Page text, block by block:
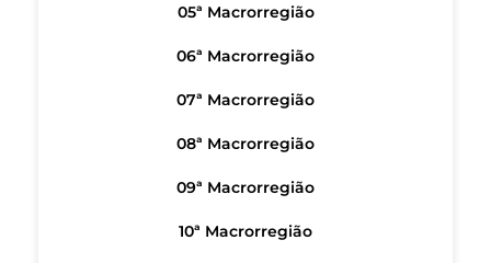
05ª Macrorregião
06ª Macrorregião
07ª Macrorregião
08ª Macrorregião
09ª Macrorregião
10ª Macrorregião